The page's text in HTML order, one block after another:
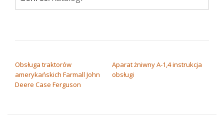
Obsługa traktorów
amerykańskich Farmall John
Deere Case Ferguson
Aparat żniwny A-1,4 instrukcja
obsługi